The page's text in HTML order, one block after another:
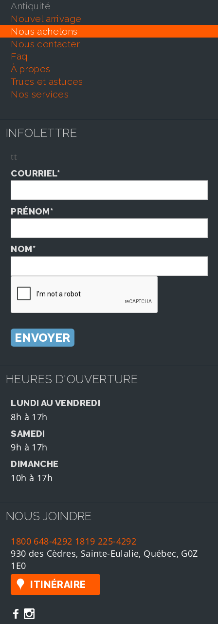
antiquité
nouvel arrivage
nous achetons
nous contacter
faq
À propos
trucs et astuces
nos services
INFOLETTRE
tt
COURRIEL*
PRÉNOM*
NOM*
HEURES D'OUVERTURE
LUNDI AU VENDREDI
8h à 17h
SAMEDI
9h à 17h
DIMANCHE
10h à 17h
NOUS JOINDRE
1800 648-4292 1819 225-4292
930 des Cèdres, Sainte-Eulalie, Québec, G0Z
1E0
ITINÉRAIRE